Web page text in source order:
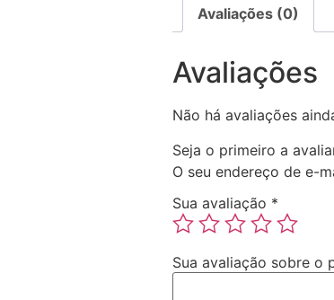
Avaliações (0)
Avaliações
Não há avaliações
Seja o primeiro a
O seu endereço de e-
Sua avaliação *
Sua avaliação sobre o